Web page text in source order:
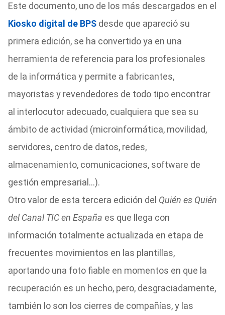
Este documento, uno de los más descargados en el
Kiosko digital de BPSdesde que apareció su
primera edición, se ha convertido ya en una
herramienta de referencia para los profesionales
de la informática y permite a fabricantes,
mayoristas y revendedores de todo tipo encontrar
al interlocutor adecuado, cualquiera que sea su
ámbito de actividad (microinformática, movilidad,
servidores, centro de datos, redes,
almacenamiento, comunicaciones, software de
gestión empresarial…).
Otro valor de esta tercera edición del Quién es Quién
del Canal TIC en España es que llega con
información totalmente actualizada en etapa de
frecuentes movimientos en las plantillas,
aportando una foto fiable en momentos en que la
recuperación es un hecho, pero, desgraciadamente,
también lo son los cierres de compañías, y las